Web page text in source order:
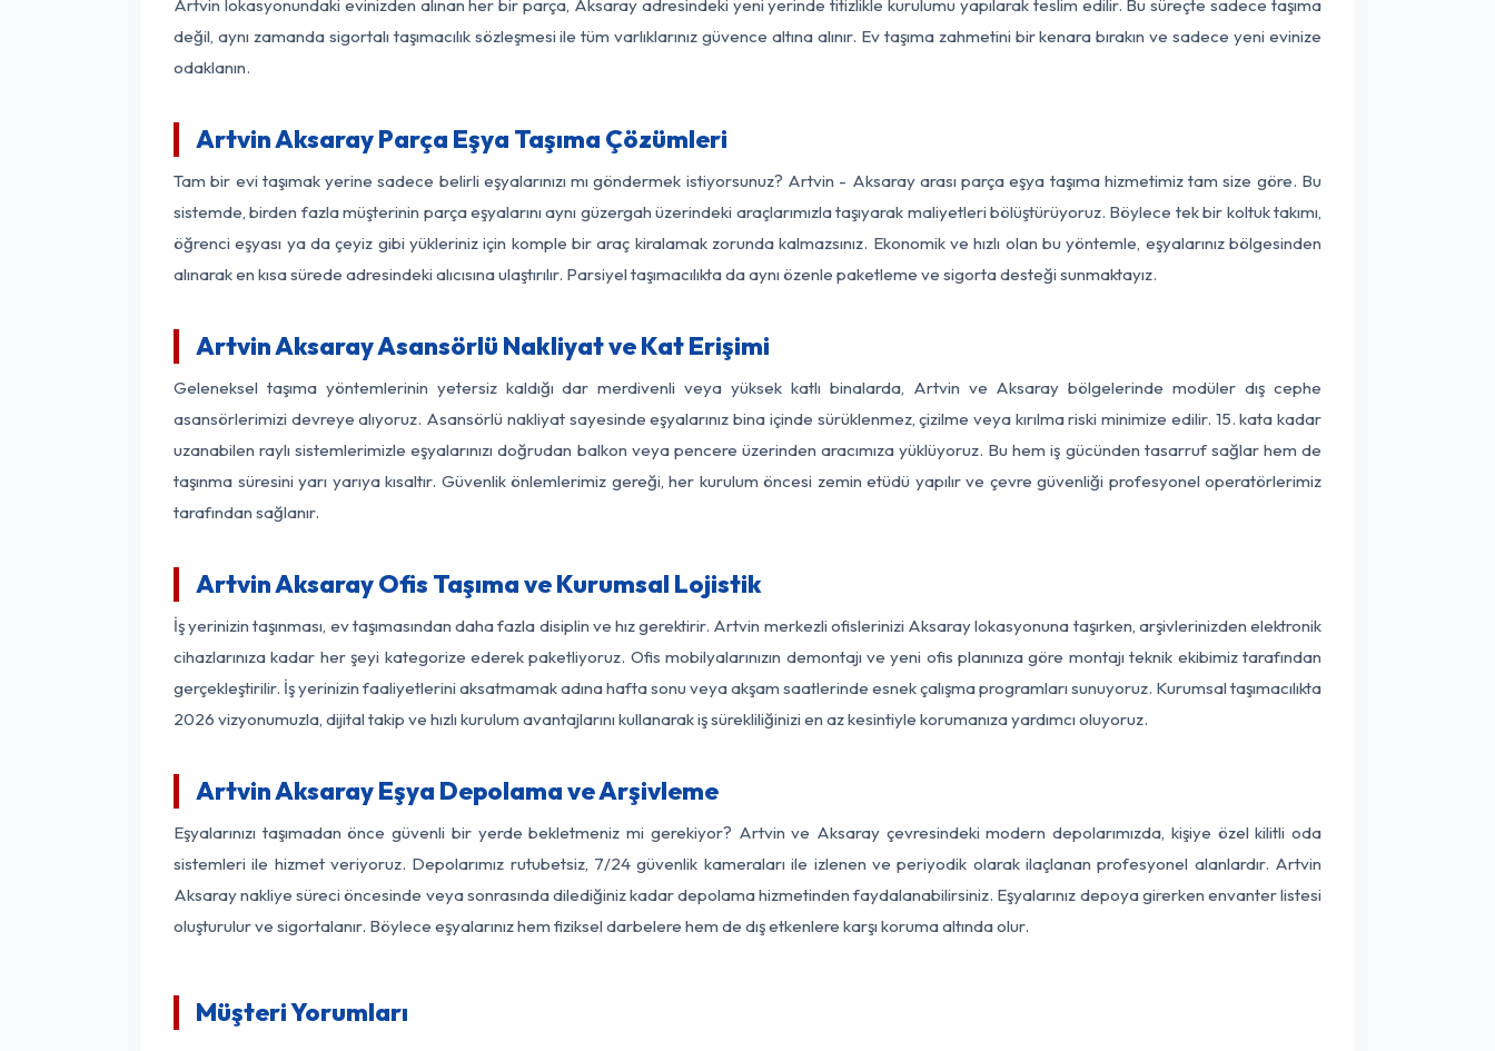
Artvin lokasyonundaki evinizden alınan her bir parça, Aksaray adresindeki yeni yerinde titizlikle kurulumu yapılarak teslim edilir. Bu süreçte sadece taşıma
değil, aynı zamanda sigortalı taşımacılık sözleşmesi ile tüm varlıklarınız güvence altına alınır. Ev taşıma zahmetini bir kenara bırakın ve sadece yeni evinize
odaklanın.
Artvin Aksaray Parça Eşya Taşıma Çözümleri
Tam bir evi taşımak yerine sadece belirli eşyalarınızı mı göndermek istiyorsunuz? Artvin - Aksaray arası parça eşya taşıma hizmetimiz tam size göre. Bu
sistemde, birden fazla müşterinin parça eşyalarını aynı güzergah üzerindeki araçlarımızla taşıyarak maliyetleri bölüştürüyoruz. Böylece tek bir koltuk takımı,
öğrenci eşyası ya da çeyiz gibi yükleriniz için komple bir araç kiralamak zorunda kalmazsınız. Ekonomik ve hızlı olan bu yöntemle, eşyalarınız bölgesinden
alınarak en kısa sürede adresindeki alıcısına ulaştırılır. Parsiyel taşımacılıkta da aynı özenle paketleme ve sigorta desteği sunmaktayız.
Artvin Aksaray Asansörlü Nakliyat ve Kat Erişimi
Geleneksel taşıma yöntemlerinin yetersiz kaldığı dar merdivenli veya yüksek katlı binalarda, Artvin ve Aksaray bölgelerinde modüler dış cephe
asansörlerimizi devreye alıyoruz. Asansörlü nakliyat sayesinde eşyalarınız bina içinde sürüklenmez, çizilme veya kırılma riski minimize edilir. 15. kata kadar
uzanabilen raylı sistemlerimizle eşyalarınızı doğrudan balkon veya pencere üzerinden aracımıza yüklüyoruz. Bu hem iş gücünden tasarruf sağlar hem de
taşınma süresini yarı yarıya kısaltır. Güvenlik önlemlerimiz gereği, her kurulum öncesi zemin etüdü yapılır ve çevre güvenliği profesyonel operatörlerimiz
tarafından sağlanır.
Artvin Aksaray Ofis Taşıma ve Kurumsal Lojistik
İş yerinizin taşınması, ev taşımasından daha fazla disiplin ve hız gerektirir. Artvin merkezli ofislerinizi Aksaray lokasyonuna taşırken, arşivlerinizden elektronik
cihazlarınıza kadar her şeyi kategorize ederek paketliyoruz. Ofis mobilyalarınızın demontajı ve yeni ofis planınıza göre montajı teknik ekibimiz tarafından
gerçekleştirilir. İş yerinizin faaliyetlerini aksatmamak adına hafta sonu veya akşam saatlerinde esnek çalışma programları sunuyoruz. Kurumsal taşımacılıkta
2026 vizyonumuzla, dijital takip ve hızlı kurulum avantajlarını kullanarak iş sürekliliğinizi en az kesintiyle korumanıza yardımcı oluyoruz.
Artvin Aksaray Eşya Depolama ve Arşivleme
Eşyalarınızı taşımadan önce güvenli bir yerde bekletmeniz mi gerekiyor? Artvin ve Aksaray çevresindeki modern depolarımızda, kişiye özel kilitli oda
sistemleri ile hizmet veriyoruz. Depolarımız rutubetsiz, 7/24 güvenlik kameraları ile izlenen ve periyodik olarak ilaçlanan profesyonel alanlardır. Artvin
Aksaray nakliye süreci öncesinde veya sonrasında dilediğiniz kadar depolama hizmetinden faydalanabilirsiniz. Eşyalarınız depoya girerken envanter listesi
oluşturulur ve sigortalanır. Böylece eşyalarınız hem fiziksel darbelere hem de dış etkenlere karşı koruma altında olur.
Müşteri Yorumları